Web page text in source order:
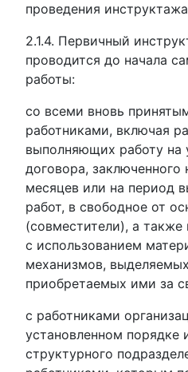
проведения
2.1.4. Первичный
проводится до начала
работы:
со всеми вновь
работниками, включая
выполняющих работу на
договора, заключенного
месяцев или на период
работ, в свободное от
(совместители), а
с использованием
механизмов,
приобретаемых ими за
с работниками
установленном порядке
структурного